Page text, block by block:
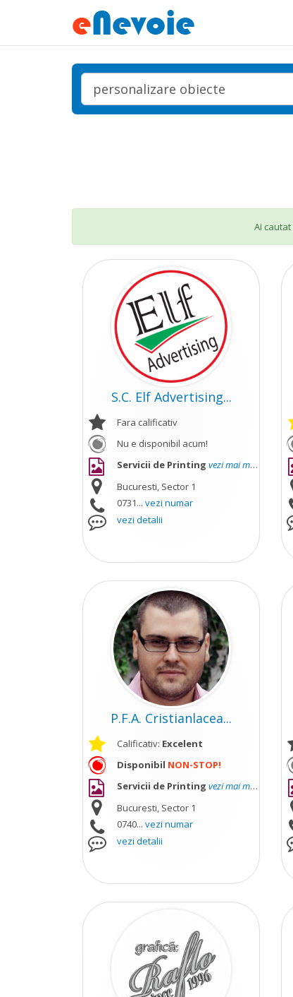
Ai cautat
S.C. Elf Advertising...
Fara calificativ
Nu e disponibil acum!
Servicii de Printing vezi mai mult
Bucuresti, Sector 1
0731... vezi numar
vezi detalii
P.F.A. Cristianlacea...
Calificativ: Excelent
Disponibil NON-STOP!
Servicii de Printing vezi mai mult
Bucuresti, Sector 1
0740... vezi numar
vezi detalii